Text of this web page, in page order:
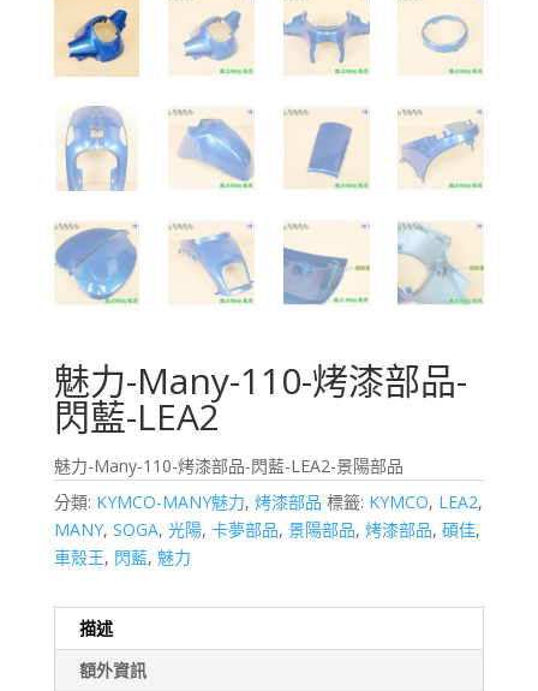
魅力-Many-110-烤漆部品-
閃藍-LEA2
魅力-Many-110-烤漆部品-閃藍-LEA2-景陽部品
分類: KYMCO-MANY魅力, 烤漆部品 標籤: KYMCO, LEA2,
MANY, SOGA, 光陽, 卡夢部品, 景陽部品, 烤漆部品, 碩佳,
車殼王, 閃藍, 魅力
描述
額外資訊